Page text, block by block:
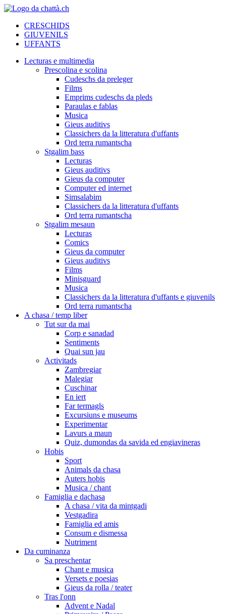
CRESCHIDS
GIUVENILS
UFFANTS
Lecturas e multimedia
Prescolina e scolina
Cudeschs da preleger
Films
Emprims cudeschs da pleds
Paraulas e fablas
Musica
Gieus auditivs
Classichers da la litteratura d'uffants
Ord terra rumantscha
Stgalim bass
Lecturas
Gieus auditivs
Gieus da computer
Computer ed internet
Simsalabim
Classichers da la litteratura d'uffants
Ord terra rumantscha
Stgalim mesaun
Lecturas
Comics
Gieus da computer
Gieus auditivs
Films
Minisguard
Musica
Classichers da la litteratura d'uffants e giuvenils
Ord terra rumantscha
A chasa / temp liber
Tut sur da mai
Corp e sanadad
Sentiments
Quai sun jau
Activitads
Zambregiar
Malegiar
Cuschinar
En iert
Far termagls
Excursiuns e museums
Experimentar
Lavurs a maun
Quiz, dumondas da savida ed engiavineras
Hobis
Sport
Animals da chasa
Auters hobis
Musica / chant
Famiglia e dachasa
A chasa / vita da mintgadi
Vestgadira
Famiglia ed amis
Consum e dismessa
Nutriment
Da cuminanza
Sa preschentar
Chant e musica
Versets e poesias
Gieus da rolla / teater
Tras l'onn
Advent e Nadal